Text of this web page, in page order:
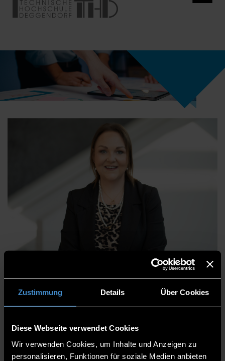
Zustimmung Details Über Cookies
Diese Webseite verwendet Cookies
Wir verwenden Cookies, um Inhalte und Anzeigen zu
personalisieren, Funktionen für soziale Medien anbieten
Zeitmanagement
Sachbearbeiterin